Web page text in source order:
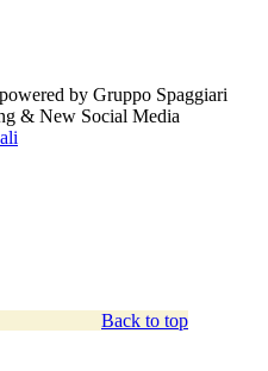
by Gruppo Spaggiari
& New Social Media
Back to top